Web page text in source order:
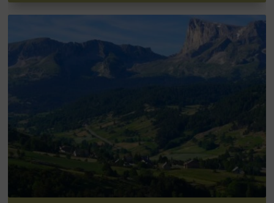
Mille mercis ! Ce fût un plaisir de te revoir à La
Jarjatte après ces toutes ces années et de
partager toutes ces aventures avec un groupe
très sympathique.
En savoir plus sur la note client
Séjour "YOGA ET RANDO DANS LE VALLON DE
5